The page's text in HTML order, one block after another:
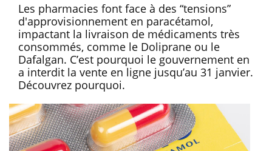
Les pharmacies font face à des “tensions”
d'approvisionnement en paracétamol,
impactant la livraison de médicaments très
consommés, comme le Doliprane ou le
Dafalgan. C’est pourquoi le gouvernement en
a interdit la vente en ligne jusqu’au 31 janvier.
Découvrez pourquoi.